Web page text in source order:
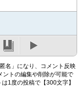
名」になり、コメント反映
ントの編集や削除が可能で
1度の投稿で【300文字】